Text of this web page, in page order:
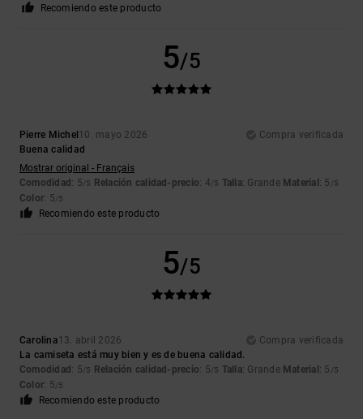
Recomiendo este producto
5/5
Pierre Michel 10. mayo 2026
Compra verificada
Buena calidad
Mostrar original - Français
Comodidad : 5/5 Relación calidad-precio: 4/5 Talla: Grande Material : 5 /5
Color: 5/5
Recomiendo este producto
5/5
Carolina13. abril 2026
Compra verificada
La camiseta está muy bien y es de buena calidad.
Comodidad : 5/5 Relación calidad-precio: 5/5 Talla: Grande Material : 5 /5
Color: 5/5
Recomiendo este producto